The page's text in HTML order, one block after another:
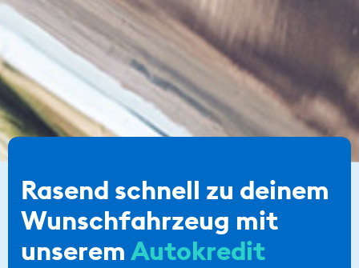
Rasend schnell zu deinem
Wunschfahrzeug mit
unseremAutokredit